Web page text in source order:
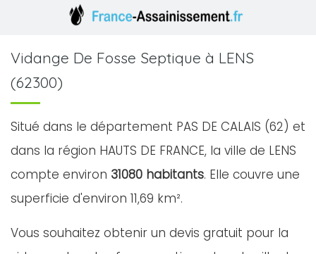
Vidange De Fosse Septique à LENS
(62300)
Situé dans le département PAS DE CALAIS (62) et
dans la région HAUTS DE FRANCE, la ville de LENS
compte environ 31080 habitants. Elle couvre une
superficie d'environ 11,69 km².
Vous souhaitez obtenir un devis gratuit pour la